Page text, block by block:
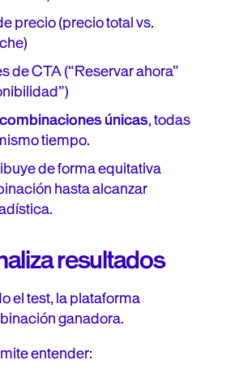
precio (precio total vs.
de CTA (“Reservar ahora”
únicas, todas
tiempo.
de forma equitativa
hasta alcanzar
resultados
el test, la plataforma
ganadora.
entender: